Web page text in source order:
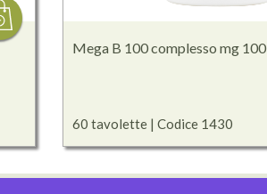
Mega B 100 complesso mg 100
60 tavolette | Codice 1430